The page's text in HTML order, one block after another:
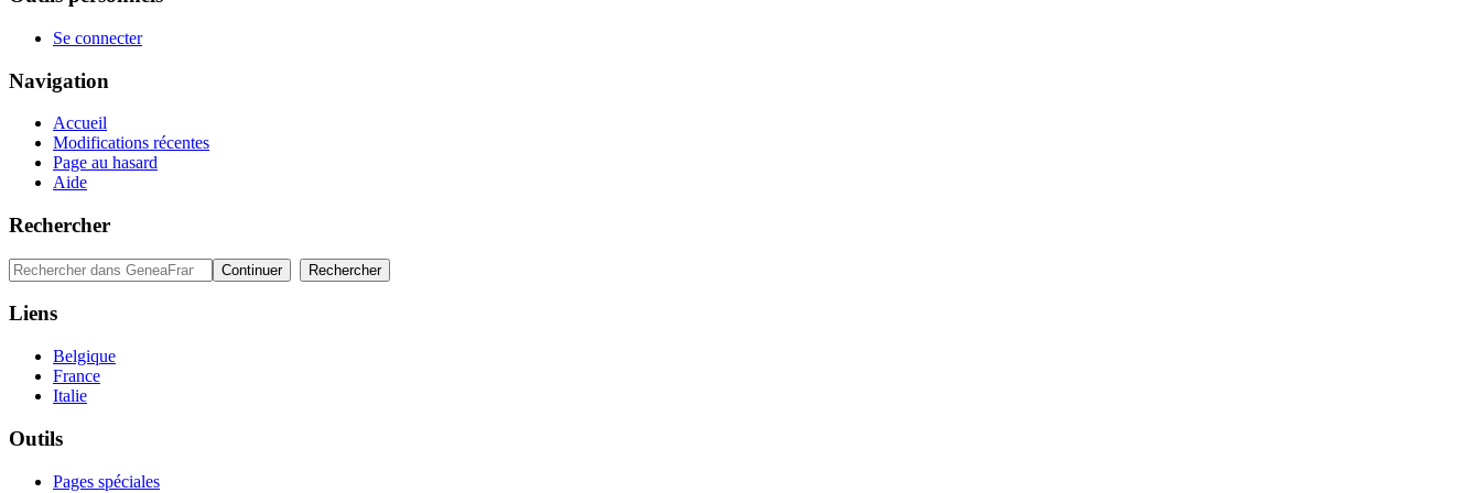
Se connecter
Navigation
Accueil
Modifications récentes
Page au hasard
Aide
Rechercher
Liens
Belgique
France
Italie
Outils
Pages spéciales